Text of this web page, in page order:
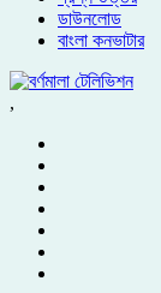
ডাউনলোড
বাংলা কনভাটার
,